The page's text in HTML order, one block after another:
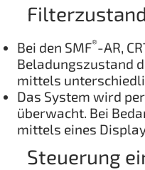
Bei den SMF®-AR,
Beladungszustand
mittels
Das System wird
überwacht. Bei
mittels eines
Steuerung